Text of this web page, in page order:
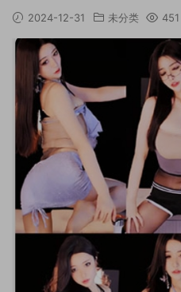
2024-12-31 未分类 451